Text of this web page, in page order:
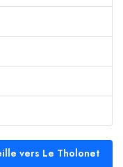
vers Le Tholonet